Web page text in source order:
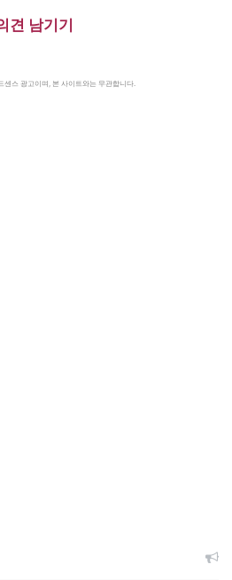
견 남기기
센스 광고이며, 본 사이트와는 무관합니다.